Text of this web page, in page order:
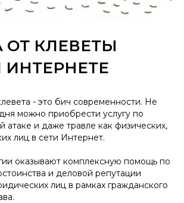
КЛЕВЕТЫ
ИНТЕРНЕТЕ
- это бич современности. Не
можно приобрести услугу по
атаке и даже травле как физических,
лиц в сети Интернет.
оказывают комплексную помощь по
и деловой репутации
лиц в рамках гражданского